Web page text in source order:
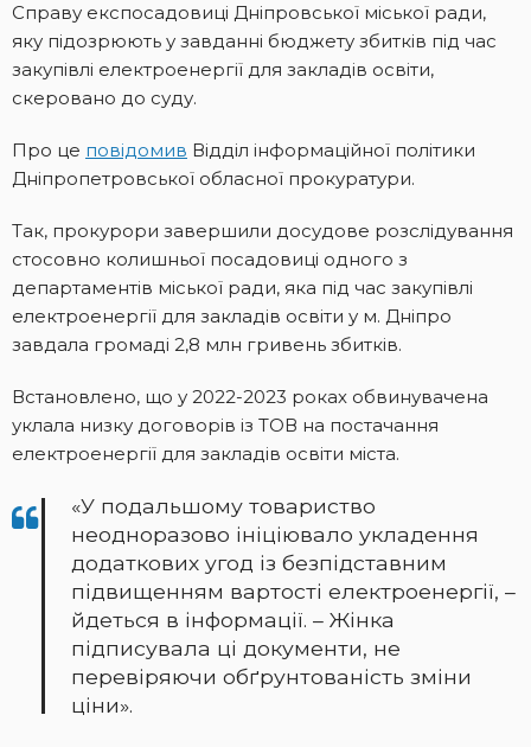
Cправу експосадовиці Дніпровської міської ради,
яку підозрюють у завданні бюджету збитків під час
закупівлі електроенергії для закладів освіти,
скеровано до суду.
Про це повідомив Відділ інформаційної політики
Дніпропетровської обласної прокуратури.
Так, прокурори завершили досудове розслідування
стосовно колишньої посадовиці одного з
департаментів міської ради, яка під час закупівлі
електроенергії для закладів освіти у м. Дніпро
завдала громаді 2,8 млн гривень збитків.
Встановлено, що у 2022-2023 роках обвинувачена
уклала низку договорів із ТОВ на постачання
електроенергії для закладів освіти міста.
«У подальшому товариство
неодноразово ініціювало укладення
додаткових угод із безпідставним
підвищенням вартості електроенергії, –
йдеться в інформації. – Жінка
підписувала ці документи, не
перевіряючи обґрунтованість зміни
ціни».